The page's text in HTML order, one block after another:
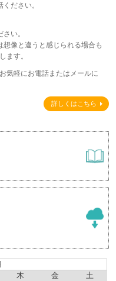
ださい。
い。
像と違うと感じられる場合も
ます。
気軽にお電話またはメールに
詳しくはこちら
木 金
土